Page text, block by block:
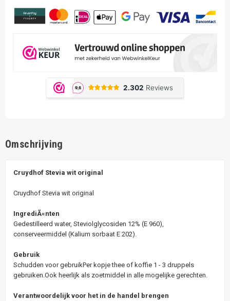
Omschrijving
Cruydhof Stevia wit original
Cruydhof Stevia wit original
IngrediÃ«nten
Gedestilleerd water, Steviolglycosiden 12% (E 960),
conserveermiddel (Kalium sorbaat E 202).
Gebruik
Schudden voor gebruikPer kopje thee of koffie 1 - 3 druppels
gebruiken.Ook heerlijk als zoetmiddel in alle mogelijke gerechten.
Verantwoordelijk voor het in de handel brengen